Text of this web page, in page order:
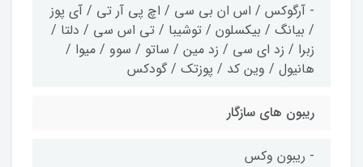
- آرگوکس / اس ان بی سی / اچ پی آر تی / آی پوز
/ بیانگ / بیکسلون / توشیبا / تی اس سی / دلتا /
زبرا / زد ای سی / زد مین / ساتو / سوو / میوا /
هانیول / وین کد / پوزتک / گودکس
ریبون های سازگار
- ریبون وکس